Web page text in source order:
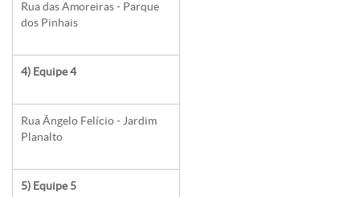
Rua das Amoreiras - Parque
dos Pinhais
4) Equipe 4
Rua Ângelo Felício - Jardim
Planalto
5) Equipe 5